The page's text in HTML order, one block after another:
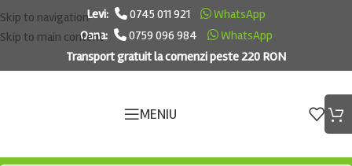
Skip to navigation
Skip to main content
Levi: 0745 011 921
WhatsApp
Oana:
0759 096 984
WhatsApp
Transport gratuit la comenzi peste 220 RON
MENIU